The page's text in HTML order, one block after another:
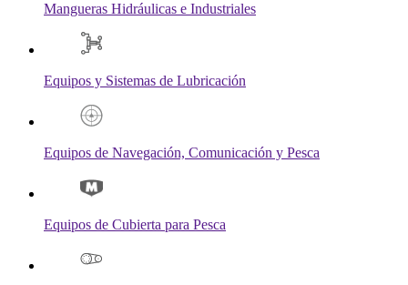
Mangueras Hidráulicas e Industriales
Equipos y Sistemas de Lubricación
Equipos de Navegación, Comunicación y Pesca
Equipos de Cubierta para Pesca